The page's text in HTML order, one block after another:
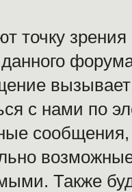
точку
с нами по
Также